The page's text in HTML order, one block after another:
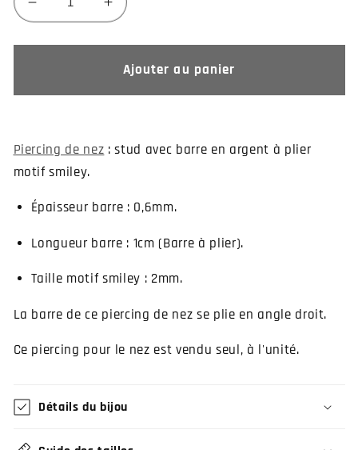
Réduire
la
quantité
Augmenter
la
quantité
deAjouter au panier
Piercing de nez : stud avec barre en argent à plier
motif smiley.
Épaisseur barre : 0,6mm.
Longueur barre : 1cm (Barre à plier).
Taille motif smiley : 2mm.
La barre de ce piercing de nez se plie en angle droit.
Ce piercing pour le nez est vendu seul, à l'unité.
Détails du bijou